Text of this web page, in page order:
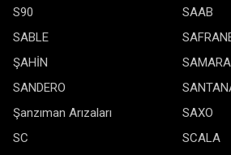
S90
SAAB
SABLE
ŞAHİN
SAMARA
SANDERO
Şanzıman Arızaları
SAXO
SC
SCALA